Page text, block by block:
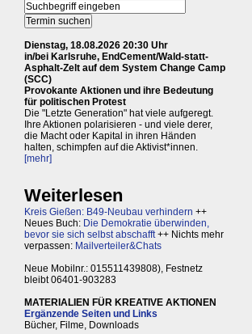
Dienstag, 18.08.2026 20:30 Uhr
in/bei Karlsruhe, EndCement/Wald-statt-
Asphalt-Zelt auf dem System Change Camp
(SCC)
Provokante Aktionen und ihre Bedeutung
für politischen Protest
Die "Letzte Generation" hat viele aufgeregt.
Ihre Aktionen polarisieren - und viele derer,
die Macht oder Kapital in ihren Händen
halten, schimpfen auf die Aktivist*innen.
[mehr]
Weiterlesen
Kreis Gießen: B49-Neubau verhindern ++
Neues Buch: Die Demokratie überwinden,
bevor sie sich selbst abschafft++ Nichts mehr
verpassen: Mailverteiler&Chats
Neue Mobilnr.: 015511439808), Festnetz
bleibt 06401-903283
MATERIALIEN FÜR KREATIVE AKTIONEN
Ergänzende Seiten und Links
Bücher, Filme, Downloads